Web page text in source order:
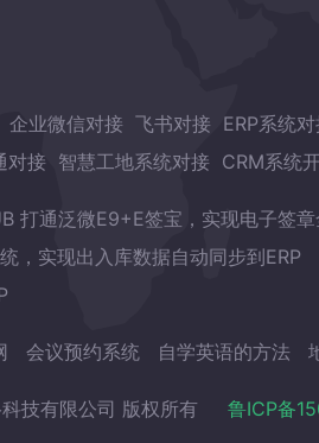
企业微信对接 飞书对接 ERP系统
对接 智慧工地系统对接 CRM系统
打通泛微E9+E签宝，实现电子签
，实现出入库数据自动同步到ERP
会议预约系统 自学英语的方法
技有限公司 版权所有 鲁ICP备